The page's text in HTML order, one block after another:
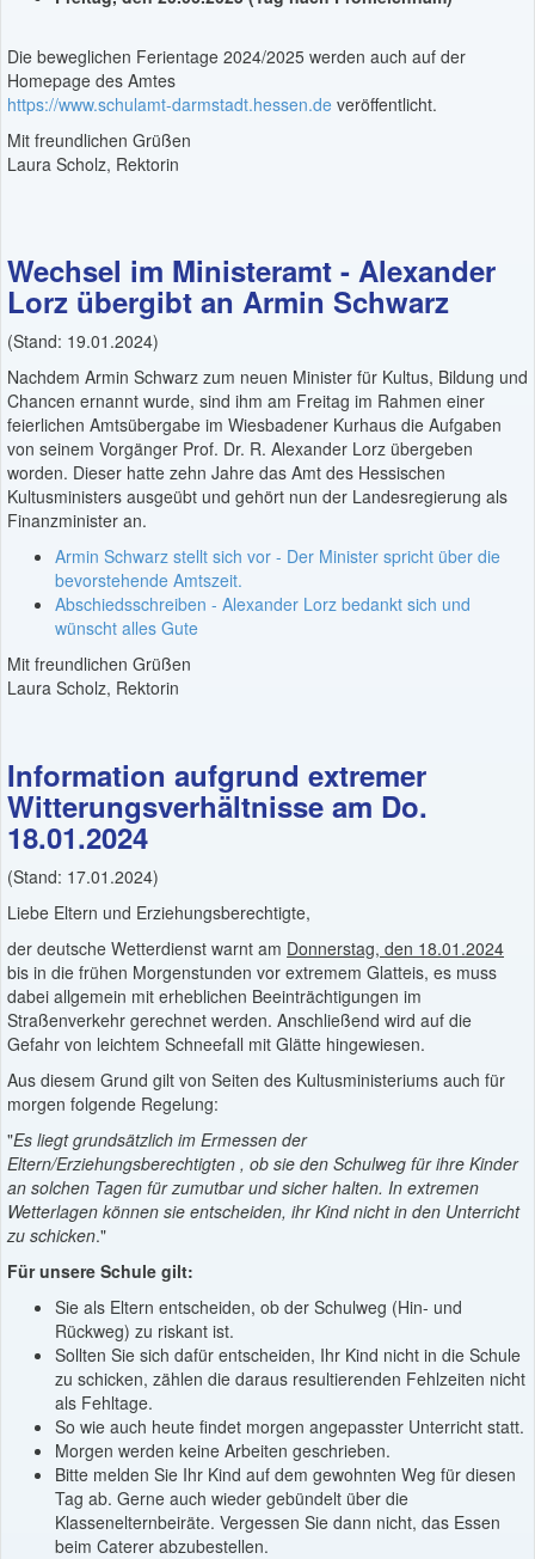
Die beweglichen Ferientage 2024/2025 werden auch auf der
Homepage des Amtes
https://www.schulamt-darmstadt.hessen.de veröffentlicht.
Mit freundlichen Grüßen
Laura Scholz, Rektorin
Wechsel im Ministeramt - Alexander
Lorz übergibt an Armin Schwarz
(Stand: 19.01.2024)
Nachdem Armin Schwarz zum neuen Minister für Kultus, Bildung und
Chancen ernannt wurde, sind ihm am Freitag im Rahmen einer
feierlichen Amtsübergabe im Wiesbadener Kurhaus die Aufgaben
von seinem Vorgänger Prof. Dr. R. Alexander Lorz übergeben
worden. Dieser hatte zehn Jahre das Amt des Hessischen
Kultusministers ausgeübt und gehört nun der Landesregierung als
Finanzminister an.
Armin Schwarz stellt sich vor - Der Minister spricht über die
bevorstehende Amtszeit.
Abschiedsschreiben - Alexander Lorz bedankt sich und
wünscht alles Gute
Mit freundlichen Grüßen
Laura Scholz, Rektorin
Information aufgrund extremer
Witterungsverhältnisse am Do.
18.01.2024
(Stand: 17.01.2024)
Liebe Eltern und Erziehungsberechtigte,
der deutsche Wetterdienst warnt am Donnerstag, den 18.01.2024
bis in die frühen Morgenstunden vor extremem Glatteis, es muss
dabei allgemein mit erheblichen Beeinträchtigungen im
Straßenverkehr gerechnet werden. Anschließend wird auf die
Gefahr von leichtem Schneefall mit Glätte hingewiesen.
Aus diesem Grund gilt von Seiten des Kultusministeriums auch für
morgen folgende Regelung:
"Es liegt grundsätzlich im Ermessen der
Eltern/Erziehungsberechtigten , ob sie den Schulweg für ihre Kinder
an solchen Tagen für zumutbar und sicher halten. In extremen
Wetterlagen können sie entscheiden, ihr Kind nicht in den Unterricht
zu schicken."
Für unsere Schule gilt:
Sie als Eltern entscheiden, ob der Schulweg (Hin- und
Rückweg) zu riskant ist.
Sollten Sie sich dafür entscheiden, Ihr Kind nicht in die Schule
zu schicken, zählen die daraus resultierenden Fehlzeiten nicht
als Fehltage.
So wie auch heute findet morgen angepasster Unterricht statt.
Morgen werden keine Arbeiten geschrieben.
Bitte melden Sie Ihr Kind auf dem gewohnten Weg für diesen
Tag ab. Gerne auch wieder gebündelt über die
Klassenelternbeiräte. Vergessen Sie dann nicht, das Essen
beim Caterer abzubestellen.